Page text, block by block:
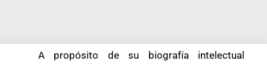
A propósito de su biografía intelectual